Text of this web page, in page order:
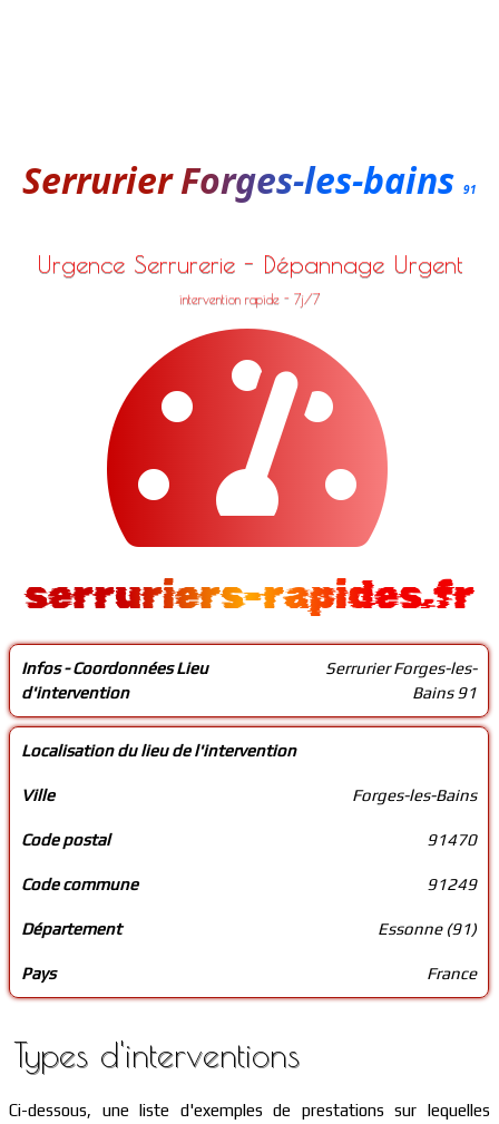
Serrurier Forges-les-bains 91
Urgence Serrurerie - Dépannage Urgent
intervention rapide - 7j/7
serruriers-rapides.fr
Infos - Coordonnées Lieu
d'intervention
Serrurier Forges-les-
Bains 91
Localisation du lieu de l'intervention
Ville Forges-les-Bains
Code postal 91470
Code commune 91249
Département Essonne (91)
Pays France
Types d'interventions
Ci-dessous, une liste d'exemples de prestations sur lequelles